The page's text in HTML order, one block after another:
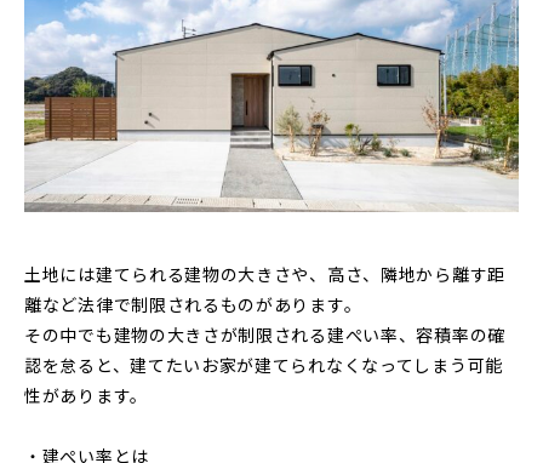
土地には建てられる建物の大きさや、高さ、隣地から離す距
離など法律で制限されるものがあります。
その中でも建物の大きさが制限される建ぺい率、容積率の確
認を怠ると、建てたいお家が建てられなくなってしまう可能
性があります。
・建ぺい率とは